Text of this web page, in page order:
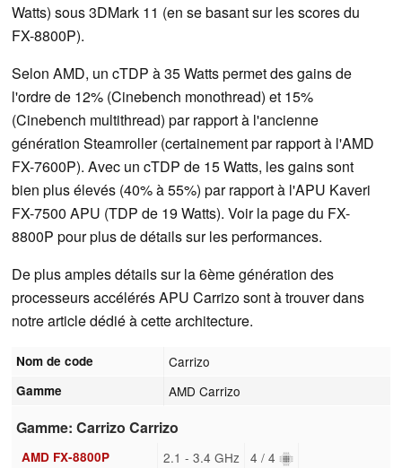
Watts) sous 3DMark 11 (en se basant sur les scores du
FX-8800P).
Selon AMD, un cTDP à 35 Watts permet des gains de
l'ordre de 12% (Cinebench monothread) et 15%
(Cinebench multithread) par rapport à l'ancienne
génération Steamroller (certainement par rapport à l'AMD
FX-7600P). Avec un cTDP de 15 Watts, les gains sont
bien plus élevés (40% à 55%) par rapport à l'APU Kaveri
FX-7500 APU (TDP de 19 Watts). Voir la page du FX-
8800P pour plus de détails sur les performances.
De plus amples détails sur la 6ème génération des
processeurs accélérés APU Carrizo sont à trouver dans
notre article dédié à cette architecture.
Nom de code Carrizo
Gamme AMD Carrizo
Gamme: Carrizo Carrizo
AMD FX-8800P 2.1 - 3.4 GHz 4 / 4